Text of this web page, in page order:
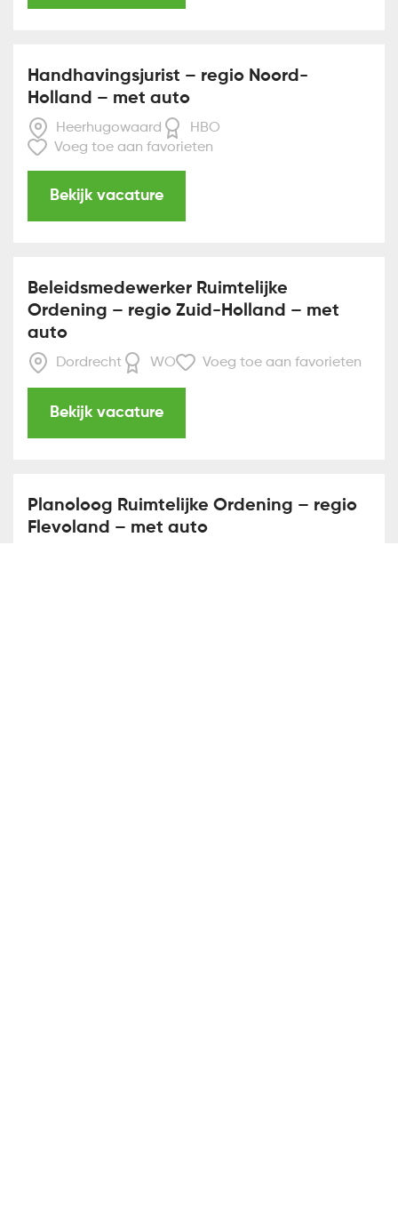
Handhavingsjurist – regio Noord-
Holland – met auto
Heerhugowaard
HBO
Voeg toe aan favorieten
Bekijk vacature
Beleidsmedewerker Ruimtelijke
Ordening – regio Zuid-Holland – met
auto
Dordrecht WO Voeg toe aan favorieten
Bekijk vacature
Planoloog Ruimtelijke Ordening – regio
Flevoland – met auto